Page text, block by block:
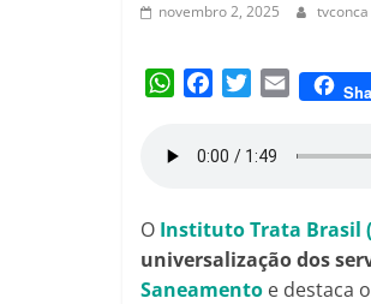
Isac novembro 2, 2025 tvconca
W
A
p
p
e
o
o
k
t
e
r
E
O Instituto Trata Brasil
universalização dos
Saneamento e destaca